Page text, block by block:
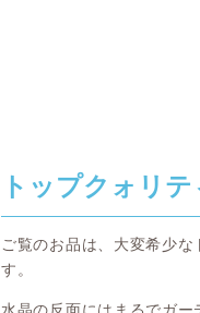
トップクォリ
ご覧のお品は、大変希少
す。